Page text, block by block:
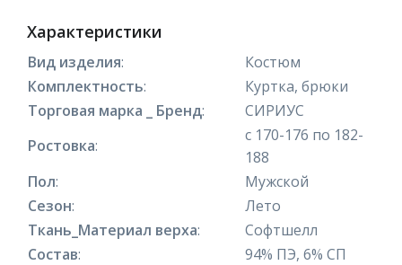
Характеристики
Вид изделия:
Костюм
Комплектность:
Куртка, брюки
Торговая марка _ Бренд:
СИРИУС
Ростовка:
с 170-176 по 182-
188
Пол:
Мужской
Сезон:
Лето
Ткань_Материал верха:
Софтшелл
Состав:
94% ПЭ, 6% СП